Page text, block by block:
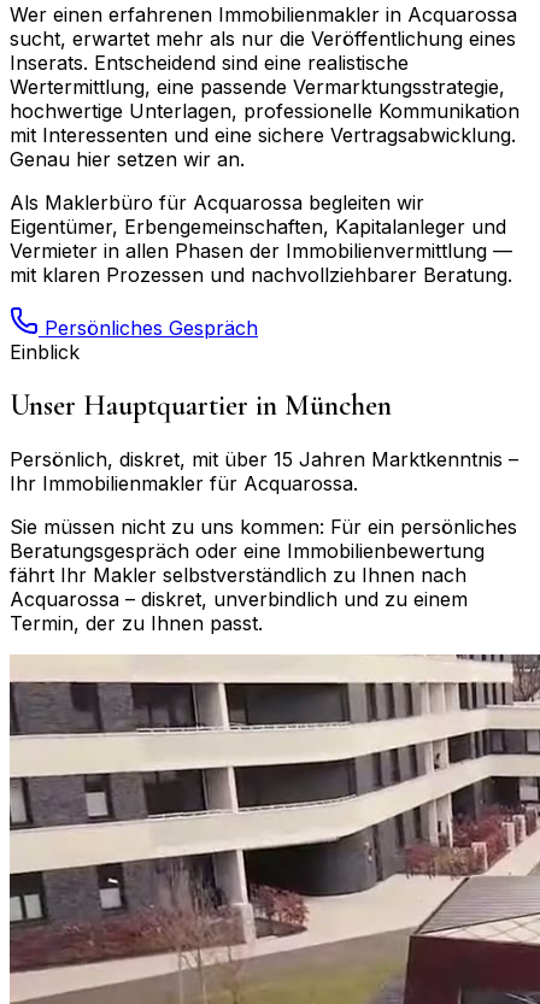
Wer einen erfahrenen Immobilienmakler in Acquarossa
sucht, erwartet mehr als nur die Veröffentlichung eines
Inserats. Entscheidend sind eine realistische
Wertermittlung, eine passende Vermarktungsstrategie,
hochwertige Unterlagen, professionelle Kommunikation
mit Interessenten und eine sichere Vertragsabwicklung.
Genau hier setzen wir an.
Als Maklerbüro für Acquarossa begleiten wir
Eigentümer, Erbengemeinschaften, Kapitalanleger und
Vermieter in allen Phasen der Immobilienvermittlung —
mit klaren Prozessen und nachvollziehbarer Beratung.
Persönliches Gespräch
Einblick
Unser Hauptquartier in München
Persönlich, diskret, mit über 15 Jahren Marktkenntnis –
Ihr Immobilienmakler für Acquarossa.
Sie müssen nicht zu uns kommen: Für ein persönliches
Beratungsgespräch oder eine Immobilienbewertung
fährt Ihr Makler selbstverständlich zu Ihnen nach
Acquarossa – diskret, unverbindlich und zu einem
Termin, der zu Ihnen passt.